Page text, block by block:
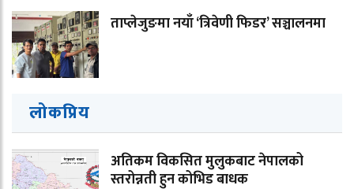
ताप्लेजुङमा नयाँ ‘त्रिवेणी फिडर’ सञ्चालनमा
लोकप्रिय
अतिकम विकसित मुलुकबाट नेपालको
स्तरोन्नती हुन कोभिड बाधक